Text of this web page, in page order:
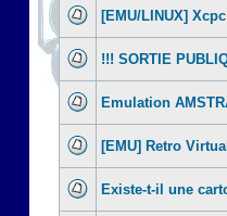
[EMU/LINUX] Xcpc
!!! SORTIE
Emulation
[EMU] Retro
Existe-t-il une